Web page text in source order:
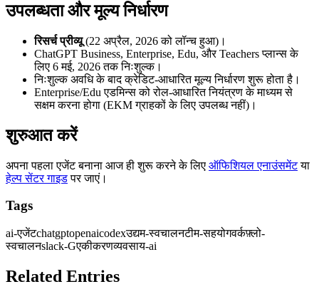
उपलब्धता और मूल्य निर्धारण
रिसर्च प्रीव्यू(22 अप्रैल, 2026 को लॉन्च हुआ)।
ChatGPT Business, Enterprise, Edu, और Teachers प्लान्स के
लिए 6 मई, 2026 तक निःशुल्क।
निःशुल्क अवधि के बाद क्रेडिट-आधारित मूल्य निर्धारण शुरू होता है।
Enterprise/Edu एडमिन्स को रोल-आधारित नियंत्रण के माध्यम से
सक्षम करना होगा (EKM ग्राहकों के लिए उपलब्ध नहीं)।
शुरुआत करें
अपना पहला एजेंट बनाना आज ही शुरू करने के लिए ऑफिशियल एनाउंसमेंटया
हेल्प सेंटर गाइडपर जाएं।
Tags
ai-एजेंटchatgptopenaicodexउद्यम-स्वचालनटीम-सहयोगवर्कफ़्लो-
स्वचालनslack-Gएकीकरणव्यवसाय-ai
Related Entries